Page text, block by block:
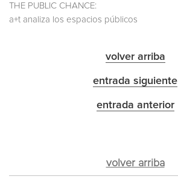
THE PUBLIC CHANCE:
a+t analiza los espacios públicos
volver arriba
entrada siguiente
entrada anterior
volver arriba